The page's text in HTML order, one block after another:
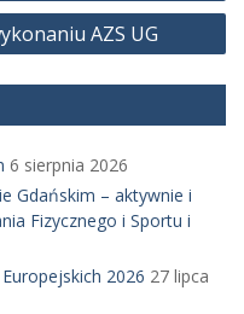
AZS UG
6 sierpnia 2026
Gdańskim – aktywnie i
Fizycznego i Sportu i
2026 27 lipca